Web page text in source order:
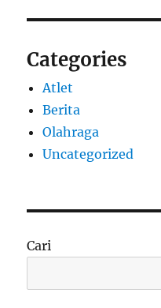
Categories
Atlet
Berita
Olahraga
Uncategorized
Cari